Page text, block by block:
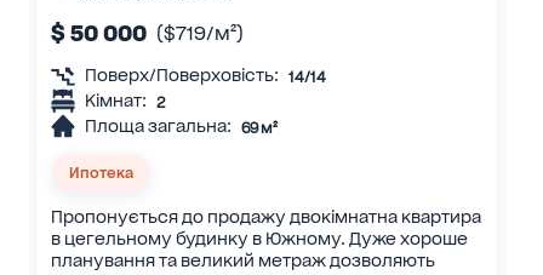
$ 50 000 ($719/м²)
Поверх/Поверховість: 14/14
Кімнат: 2
Площа загальна: 69 м²
Ипотека
Пропонується до продажу двокімнатна квартира
в цегельному будинку в Южному. Дуже хороше
планування та великий метраж дозволяють